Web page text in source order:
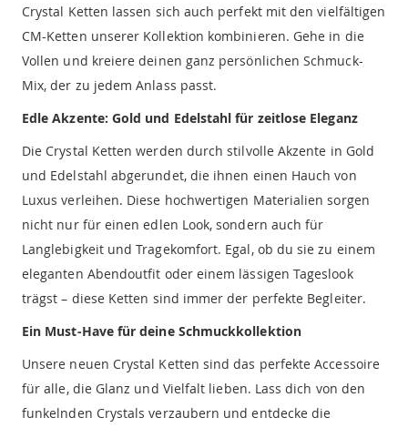
Crystal Ketten lassen sich auch perfekt mit den vielfältigen
CM-Ketten unserer Kollektion kombinieren. Gehe in die
Vollen und kreiere deinen ganz persönlichen Schmuck-
Mix, der zu jedem Anlass passt.
Edle Akzente: Gold und Edelstahl für zeitlose Eleganz
Die Crystal Ketten werden durch stilvolle Akzente in Gold
und Edelstahl abgerundet, die ihnen einen Hauch von
Luxus verleihen. Diese hochwertigen Materialien sorgen
nicht nur für einen edlen Look, sondern auch für
Langlebigkeit und Tragekomfort. Egal, ob du sie zu einem
eleganten Abendoutfit oder einem lässigen Tageslook
trägst – diese Ketten sind immer der perfekte Begleiter.
Ein Must-Have für deine Schmuckkollektion
Unsere neuen Crystal Ketten sind das perfekte Accessoire
für alle, die Glanz und Vielfalt lieben. Lass dich von den
funkelnden Crystals verzaubern und entdecke die